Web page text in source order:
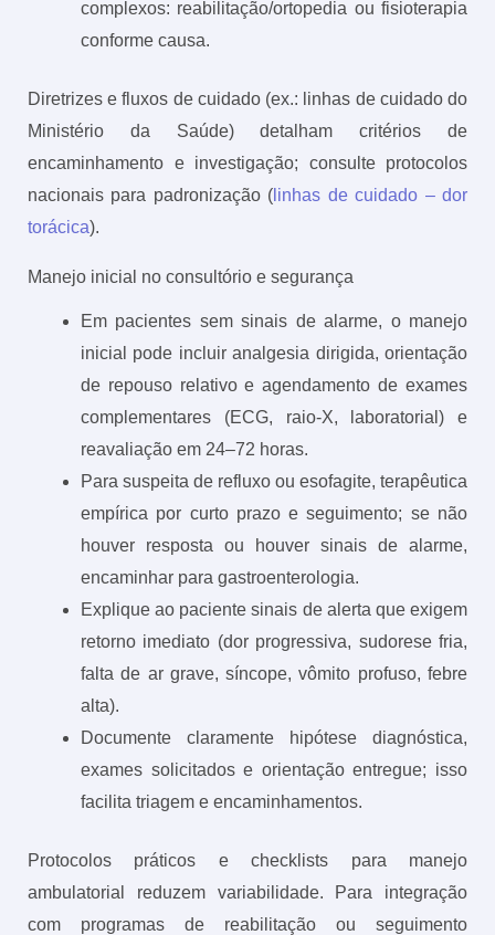
complexos: reabilitação/ortopedia ou fisioterapia
conforme causa.
Diretrizes e fluxos de cuidado (ex.: linhas de cuidado do
Ministério da Saúde) detalham critérios de
encaminhamento e investigação; consulte protocolos
nacionais para padronização ( linhas de cuidado – dor
torácica).
Manejo inicial no consultório e segurança
Em pacientes sem sinais de alarme, o manejo
inicial pode incluir analgesia dirigida, orientação
de repouso relativo e agendamento de exames
complementares (ECG, raio-X, laboratorial) e
reavaliação em 24–72 horas.
Para suspeita de refluxo ou esofagite, terapêutica
empírica por curto prazo e seguimento; se não
houver resposta ou houver sinais de alarme,
encaminhar para gastroenterologia.
Explique ao paciente sinais de alerta que exigem
retorno imediato (dor progressiva, sudorese fria,
falta de ar grave, síncope, vômito profuso, febre
alta).
Documente claramente hipótese diagnóstica,
exames solicitados e orientação entregue; isso
facilita triagem e encaminhamentos.
Protocolos práticos e checklists para manejo
ambulatorial reduzem variabilidade. Para integração
com programas de reabilitação ou seguimento